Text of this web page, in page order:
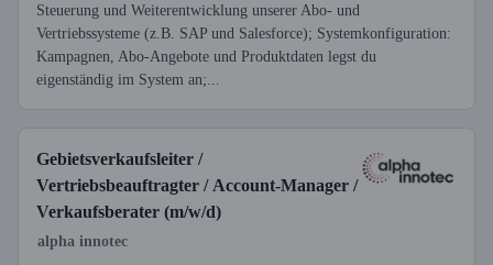
Steuerung und Weiterentwicklung unserer Abo- und
Vertriebssysteme (z.B. SAP und Salesforce); Systemkonfiguration:
Kampagnen, Abo-Angebote und Produktdaten legst du
eigenständig im System an;...
Gebietsverkaufsleiter /
Vertriebsbeauftragter / Account-Manager /
Verkaufsberater (m/w/d)
alpha innotec